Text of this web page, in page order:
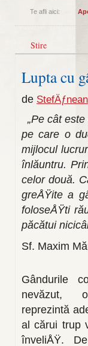
Te afli aici:
Stire
Lupta cu
de
„Pe cât
pe care o
mijlocul
înlăuntru.
celor două.
greÅŸite a
foloseÅŸti
păcătui
Sf. Maxim
Gândurile
nevăzut,
reprezintă
al cărui trup
înveliÅŸ.